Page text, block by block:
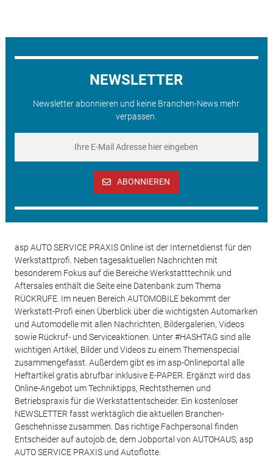
NEWSLETTER
Newsletter abonnieren und keine Branchen-News mehr
verpassen.
ABONNIEREN
asp AUTO SERVICE PRAXIS Online ist der Internetdienst für den
Werkstattprofi. Neben tagesaktuellen Nachrichten mit
besonderem Fokus auf die Bereiche Werkstatttechnik und
Aftersales enthält die Seite eine Datenbank zum Thema
RÜCKRUFE. Im neuen Bereich AUTOMOBILE bekommt der
Werkstatt-Profi einen Überblick über die wichtigsten Automarken
und Automodelle mit allen Nachrichten, Bildergalerien, Videos
sowie Rückruf- und Serviceaktionen. Unter #HASHTAG sind alle
wichtigen Artikel, Bilder und Videos zu einem Themenspecial
zusammengefasst. Außerdem gibt es im asp-Onlineportal alle
Heftartikel gratis abrufbar inklusive E-PAPER. Ergänzt wird das
Online-Angebot um Techniktipps, Rechtsthemen und
Betriebspraxis für die Werkstattentscheider. Ein kostenloser
NEWSLETTER fasst werktäglich die aktuellen Branchen-
Geschehnisse zusammen. Das richtige Fachpersonal finden
Entscheider auf autojob.de, dem Jobportal von AUTOHAUS, asp
AUTO SERVICE PRAXIS und Autoflotte.